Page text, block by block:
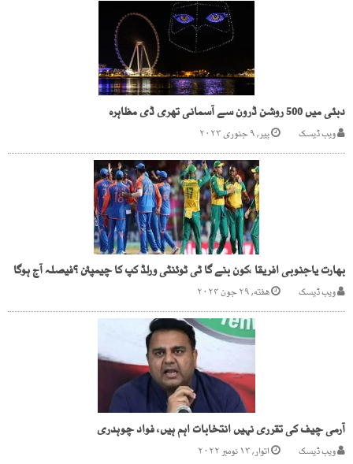
دبئی میں 500 روشن ڈرون سے آسمانی تھری ڈی مظاہرہ
ویب ڈیسک پیر, ۹ جنوری ۲۰۲۳
بھارت یاجنوبی افریقا ،کون بنے گا ٹی ٹوئنٹی ورلڈ کپ کا چیمپئن ؟فیصلہ آج ہوگا
ویب ڈیسک هفته, ۲۹ جون ۲۰۲۴
آرمی چیف کی تقرری نہیں انتخابات اہم ہیں، فواد چوہدری
ویب ڈیسک اتوار, ۱۳ نومبر ۲۰۲۲